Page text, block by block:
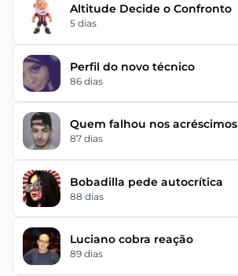
Altitude Decide o Confronto
5 dias
Perfil do novo técnico
86 dias
Quem falhou nos acréscimos
87 dias
Bobadilla pede autocrítica
88 dias
Luciano cobra reação
89 dias